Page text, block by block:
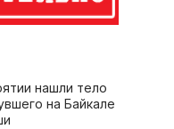
нашли тело
на Байкале